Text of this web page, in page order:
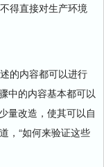
得直接对生产环境
的内容都可以进行
中的内容基本都可以
量改造，使其可以自
，“如何来验证这些